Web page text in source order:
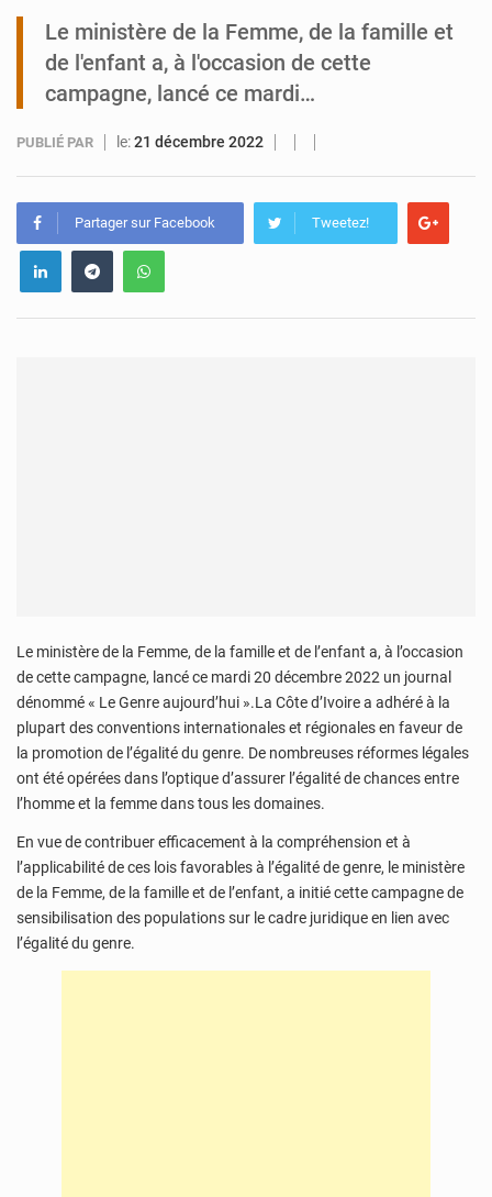
Tibiri : le dialogue, nouveau terrain de jeu pour la paix
Le ministère de la Femme, de la famille et
de l'enfant a, à l'occasion de cette
campagne, lancé ce mardi…
PUBLIÉ PAR le:21 décembre 2022
Partager sur Facebook Tweetez!
Le ministère de la Femme, de la famille et de l’enfant a, à l’occasion
de cette campagne, lancé ce mardi 20 décembre 2022 un journal
dénommé « Le Genre aujourd’hui ».La Côte d’Ivoire a adhéré à la
plupart des conventions internationales et régionales en faveur de
la promotion de l’égalité du genre. De nombreuses réformes légales
ont été opérées dans l’optique d’assurer l’égalité de chances entre
l’homme et la femme dans tous les domaines.
En vue de contribuer efficacement à la compréhension et à
l’applicabilité de ces lois favorables à l’égalité de genre, le ministère
de la Femme, de la famille et de l’enfant, a initié cette campagne de
sensibilisation des populations sur le cadre juridique en lien avec
l’égalité du genre.